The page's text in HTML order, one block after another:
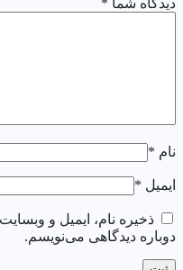
نام *
ایمیل *
ذخیره نام، ایمیل و
دوباره دیدگاهی می‌نویسم.